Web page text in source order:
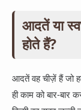
Telegram
Snapchat
आदतें या
होते हैं?
आदतें वह चीज़ें हैं जो
ही काम को बार-